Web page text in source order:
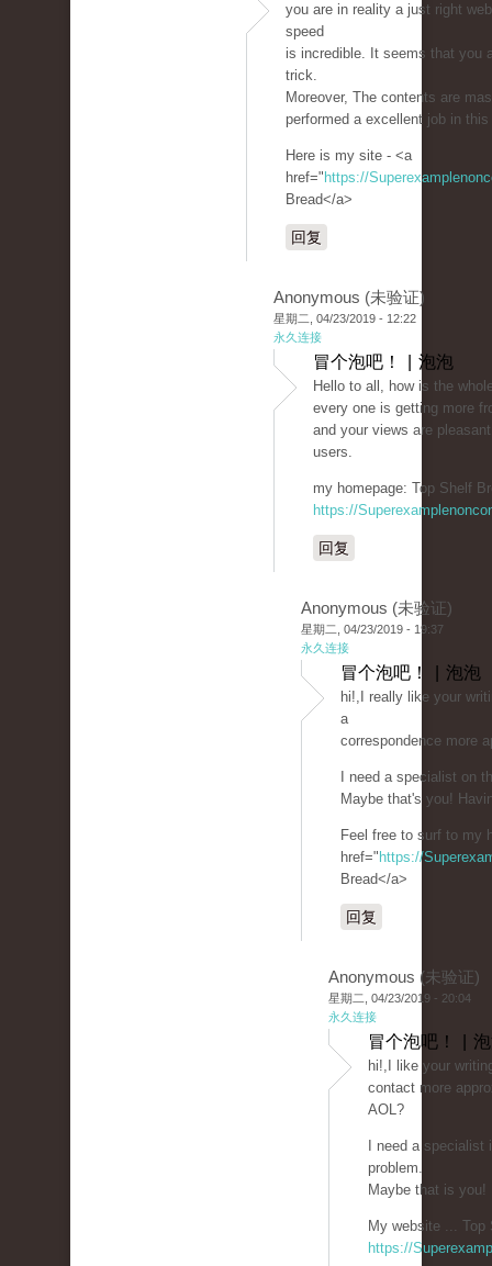
you are in reality a just right
speed
is incredible. It seems that you
trick.
Moreover, The contents are
performed a excellent job in
Here is my site - <a
href=" https://
Bread</a>
回复
Anonymous (未验证)
星期二, 04/23/2019 - 12:22
永久连接
冒个泡吧！ | 泡泡
Hello to all, how is the
every one is getting more
and your views are
users.
my homepage: Top Shelf
https://
回复
Anonymous (未验证)
星期二, 04/23/2019 - 19:37
永久连接
冒个泡吧！ | 泡泡
hi!,I really like your
a
correspondence more
I need a specialist on
Maybe that's you!
Feel free to surf to my
href=" https://
Bread</a>
回复
Anonymous (未验证)
星期二, 04/23/2019 - 20:04
永久连接
冒个泡吧！ |
hi!,I like your
contact more
AOL?
I need a
problem.
Maybe that is you!
My website ... Top
https://